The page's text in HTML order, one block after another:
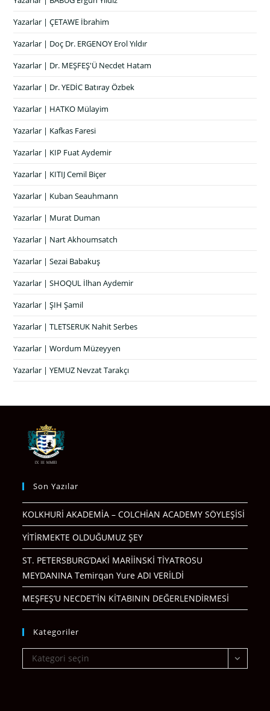
Yazarlar | ÇETAWE İbrahim
Yazarlar | Doç Dr. ERGENOY Erol Yıldır
Yazarlar | Dr. MEŞFEŞ'Ü Necdet Hatam
Yazarlar | Dr. YEDİC Batıray Özbek
Yazarlar | HATKO Mülayim
Yazarlar | Kafkas Faresi
Yazarlar | KIP Fuat Aydemir
Yazarlar | KITIJ Cemil Biçer
Yazarlar | Kuban Seauhmann
Yazarlar | Murat Duman
Yazarlar | Nart Akhoumsatch
Yazarlar | Sezai Babakuş
Yazarlar | SHOQUL İlhan Aydemir
Yazarlar | ŞIH Şamil
Yazarlar | TLETSERUK Nahit Serbes
Yazarlar | Wordum Müzeyyen
Yazarlar | YEMUZ Nevzat Tarakçı
Son Yazılar
KOLKHURİ AKADEMİA – COLCHİAN ACADEMY SÖYLEŞİSİ
YİTİRMEKTE OLDUĞUMUZ ŞEY
ST. PETERSBURG’DAKİ MARİİNSKİ TİYATROSU
MEYDANINA Temirqan Yure ADI VERİLDİ
MEŞFEŞ’U NECDET’İN KİTABININ DEĞERLENDİRMESİ
Kategoriler
Kategoriler
Kategori seçin